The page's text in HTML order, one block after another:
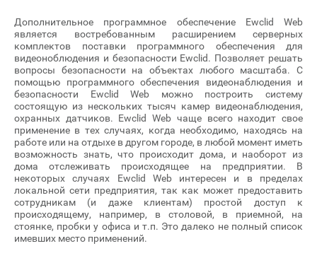
Дополнительное программное обеспечение Ewclid Web
является востребованным расширением серверных
комплектов поставки программного обеспечения для
видеоноблюдения и безопасности Ewclid. Позволяет решать
вопросы безопасности на объектах любого масштаба. С
помощью программного обеспечения видеонаблюдения и
безопасности Ewclid Web можно построить систему
состоящую из нескольких тысяч камер видеонаблюдения,
охранных датчиков. Ewclid Web чаще всего находит свое
применение в тех случаях, когда необходимо, находясь на
работе или на отдыхе в другом городе, в любой момент иметь
возможность знать, что происходит дома, и наоборот из
дома отслеживать происходящее на предприятии. В
некоторых случаях Ewclid Web интересен и в пределах
локальной сети предприятия, так как может предоставить
сотрудникам (и даже клиентам) простой доступ к
происходящему, например, в столовой, в приемной, на
стоянке, пробки у офиса и т.п. Это далеко не полный список
имевших место применений.